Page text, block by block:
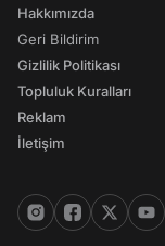
Hakkımızda
Geri Bildirim
Gizlilik Politikası
Topluluk Kuralları
Reklam
İletişim